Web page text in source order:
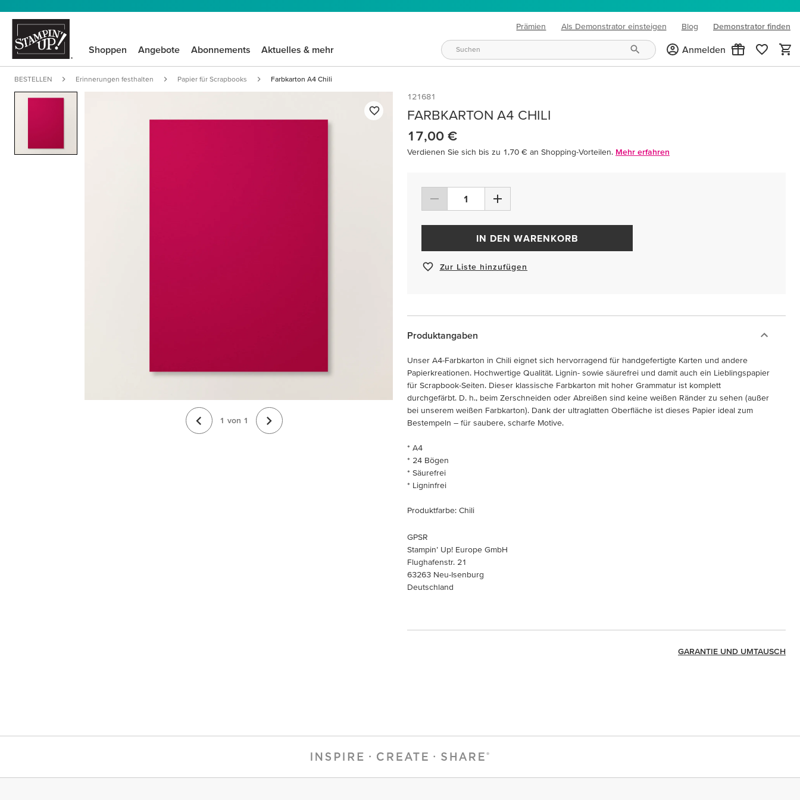
Prämien Als Demonstrator einsteigen Blog
(opens in new tab)
Demonstrator finden
Shoppen Angebote Abonnements Aktuelles & mehr Anmelden
BESTELLEN Erinnerungen festhalten Papier für Scrapbooks Farbkarton A4 Chili
1 von 1
121681
FARBKARTON A4 CHILI
17,00 €
Verdienen Sie sich bis zu 1,70 € an Shopping-Vorteilen. Mehr erfahren
IN DEN WARENKORB
Zur Liste hinzufügen
Produktangaben
Unser A4-Farbkarton in Chili eignet sich hervorragend für handgefertigte Karten und andere
Papierkreationen. Hochwertige Qualität. Lignin- sowie säurefrei und damit auch ein Lieblingspapier
für Scrapbook-Seiten. Dieser klassische Farbkarton mit hoher Grammatur ist komplett
durchgefärbt. D. h., beim Zerschneiden oder Abreißen sind keine weißen Ränder zu sehen (außer
bei unserem weißen Farbkarton). Dank der ultraglatten Oberfläche ist dieses Papier ideal zum
Bestempeln – für saubere, scharfe Motive.
* A4
* 24 Bögen
* Säurefrei
* Ligninfrei
Produktfarbe: Chili
GPSR
Stampin’ Up! Europe GmbH
Flughafenstr. 21
63263 Neu-Isenburg
Deutschland
GARANTIE UND UMTAUSCH